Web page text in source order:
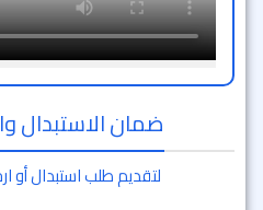
ضمان الاستبدال
لتقديم طلب استبدال أو